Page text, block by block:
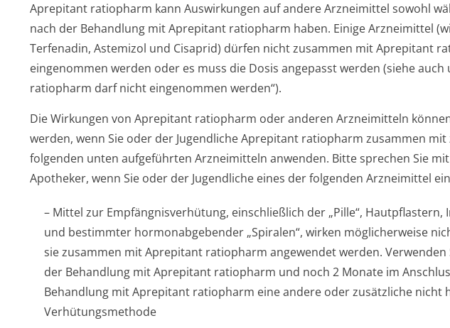
Aprepitant ratiopharm kann Auswirkungen auf andere Arzneimittel sowohl
nach der Behandlung mit Aprepitant ratiopharm haben. Einige Arzneimittel
Terfenadin, Astemizol und Cisaprid) dürfen nicht zusammen mit Aprepitant
eingenommen werden oder es muss die Dosis angepasst werden (siehe
ratiopharm darf nicht eingenommen werden“).
Die Wirkungen von Aprepitant ratiopharm oder anderen Arzneimitteln
werden, wenn Sie oder der Jugendliche Aprepitant ratiopharm zusammen mit
folgenden unten aufgeführten Arzneimitteln anwenden. Bitte sprechen Sie
Apotheker, wenn Sie oder der Jugendliche eines der folgenden Arzneimittel
– Mittel zur Empfängnisver­hütung, einschließlich der „Pille“, Hautpflastern,
und bestimmter hormonabgebender „Spiralen“, wirken möglicherweise
sie zusammen mit Aprepitant ratiopharm angewendet werden. Verwenden
der Behandlung mit Aprepitant ratiopharm und noch 2 Monate im
Behandlung mit Aprepitant ratiopharm eine andere oder zusätzliche nicht
Verhütungsmethode